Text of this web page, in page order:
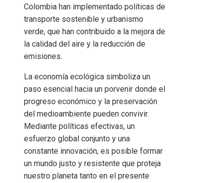
Colombia han implementado políticas de
transporte sostenible y urbanismo
verde, que han contribuido a la mejora de
la calidad del aire y la reducción de
emisiones.
La economía ecológica simboliza un
paso esencial hacia un porvenir donde el
progreso económico y la preservación
del medioambiente pueden convivir.
Mediante políticas efectivas, un
esfuerzo global conjunto y una
constante innovación, es posible formar
un mundo justo y resistente que proteja
nuestro planeta tanto en el presente